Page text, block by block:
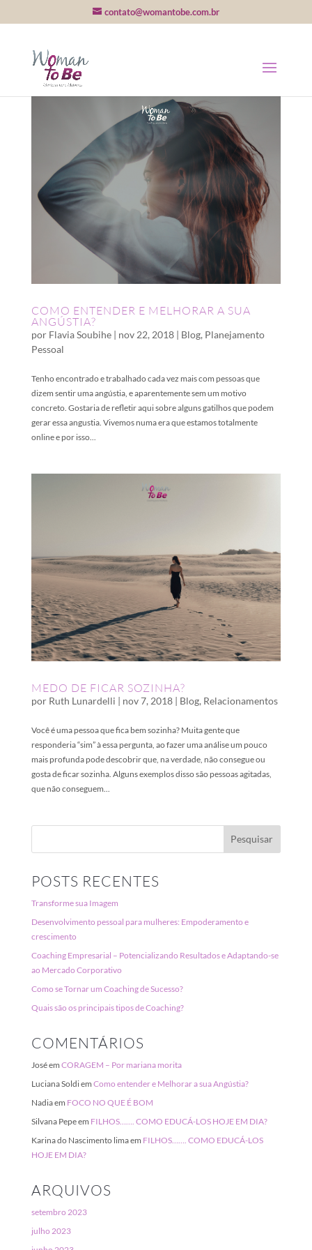
contato@womantobe.com.br
COMO ENTENDER E MELHORAR A SUA
ANGÚSTIA?
por Flavia Soubihe| nov 22, 2018| Blog, Planejamento
Pessoal
Tenho encontrado e trabalhado cada vez mais com pessoas que
dizem sentir uma angústia, e aparentemente sem um motivo
concreto. Gostaria de refletir aqui sobre alguns gatilhos que podem
gerar essa angustia. Vivemos numa era que estamos totalmente
online e por isso...
MEDO DE FICAR SOZINHA?
por Ruth Lunardelli | nov 7, 2018| Blog, Relacionamentos
Você é uma pessoa que fica bem sozinha? Muita gente que
responderia “sim” à essa pergunta, ao fazer uma análise um pouco
mais profunda pode descobrir que, na verdade, não consegue ou
gosta de ficar sozinha. Alguns exemplos disso são pessoas agitadas,
que não conseguem...
POSTS RECENTES
Transforme sua Imagem
Desenvolvimento pessoal para mulheres: Empoderamento e
crescimento
Coaching Empresarial – Potencializando Resultados e Adaptando-se
ao Mercado Corporativo
Como se Tornar um Coaching de Sucesso?
Quais são os principais tipos de Coaching?
COMENTÁRIOS
Joséem CORAGEM – Por mariana morita
Luciana Soldiem Como entender e Melhorar a sua Angústia?
Nadiaem FOCO NO QUE É BOM
Silvana Pepeem FILHOS……. COMO EDUCÁ-LOS HOJE EM DIA?
Karina do Nascimento limaem FILHOS……. COMO EDUCÁ-LOS
HOJE EM DIA?
ARQUIVOS
setembro 2023
julho 2023